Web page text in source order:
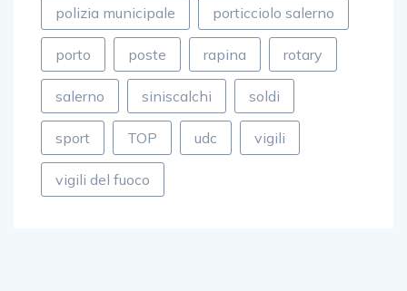
polizia municipale porticciolo salerno
porto poste rapina rotary
salerno siniscalchi soldi
sport TOP udc vigili
vigili del fuoco